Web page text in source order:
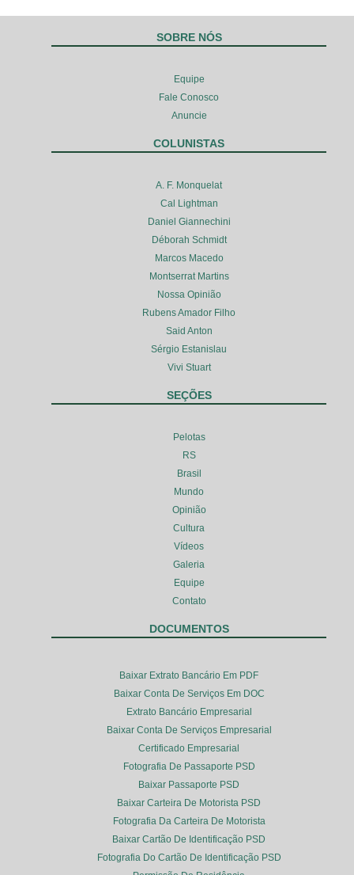
SOBRE NÓS
Equipe
Fale Conosco
Anuncie
COLUNISTAS
A. F. Monquelat
Cal Lightman
Daniel Giannechini
Déborah Schmidt
Marcos Macedo
Montserrat Martins
Nossa Opinião
Rubens Amador Filho
Said Anton
Sérgio Estanislau
Vivi Stuart
SEÇÕES
Pelotas
RS
Brasil
Mundo
Opinião
Cultura
Vídeos
Galeria
Equipe
Contato
DOCUMENTOS
Baixar Extrato Bancário Em PDF
Baixar Conta De Serviços Em DOC
Extrato Bancário Empresarial
Baixar Conta De Serviços Empresarial
Certificado Empresarial
Fotografia De Passaporte PSD
Baixar Passaporte PSD
Baixar Carteira De Motorista PSD
Fotografia Da Carteira De Motorista
Baixar Cartão De Identificação PSD
Fotografia Do Cartão De Identificação PSD